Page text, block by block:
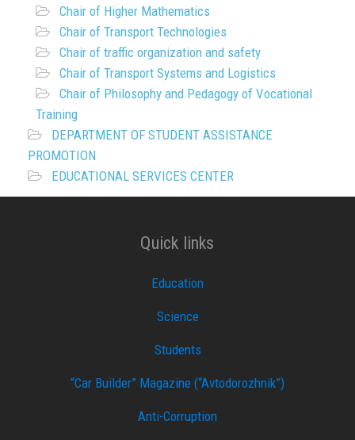
Chair of Higher Mathematics
Chair of Transport Technologies
Chair of traffic organization and safety
Chair of Transport Systems and Logistics
Chair of Philosophy and Pedagogy of Vocational
Training
DEPARTMENT OF STUDENT ASSISTANCE
PROMOTION
EDUCATIONAL SERVICES CENTER
Quick links
Education
Science
Students
“Car Builder” Magazine (“Avtodorozhnik”)
Anti-Corruption